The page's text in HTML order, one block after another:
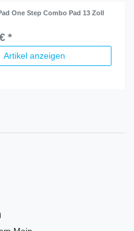
One Step Combo Pad 13 Zoll
*
Artikel anzeigen